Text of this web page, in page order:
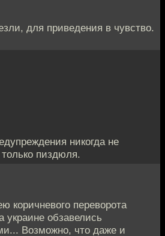
для приведения в чувство.
никогда не
пиздюля.
коричневого переворота
украине обзавелись
Возможно, что даже и